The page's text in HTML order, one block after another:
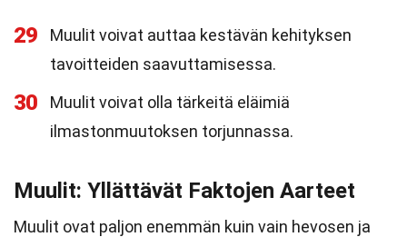
29
Muulit voivat auttaa kestävän kehityksen
tavoitteiden saavuttamisessa.
30
Muulit voivat olla tärkeitä eläimiä
ilmastonmuutoksen torjunnassa.
Muulit: Yllättävät Faktojen Aarteet
Muulit ovat paljon enemmän kuin vain hevosen ja